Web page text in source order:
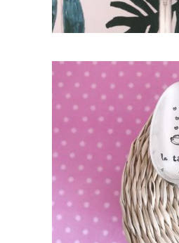
PETITE CUILLÈRE
BU LA
35,00€
AJOUTER AU